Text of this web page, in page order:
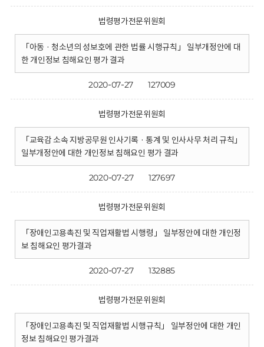
법령평가전문위원회
「아동 · 청소년의 성보호에 관한 법률 시행규칙」 일부개정안에 대
한 개인정보 침해요인 평가 결과
2020-07-27 127009
법령평가전문위원회
「교육감 소속 지방공무원 인사기록 · 통계 및 인사사무 처리 규칙」
일부개정안에 대한 개인정보 침해요인 평가 결과
2020-07-27 127697
법령평가전문위원회
「장애인고용촉진 및 직업재활법 시행령」 일부정안에 대한 개인정
보 침해요인 평가결과
2020-07-27 132885
법령평가전문위원회
「장애인고용촉진 및 직업재활법 시행규칙」 일부정안에 대한 개인
정보 침해요인 평가결과